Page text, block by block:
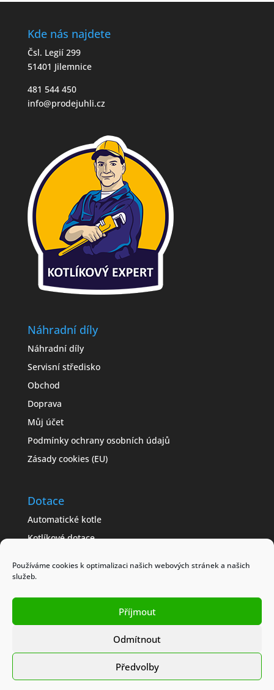
Používáme cookies k optimalizaci našich webových stránek a našich
služeb.
Příjmout
Odmítnout
Předvolby
Kde nás najdete
Čsl. Legií 299
51401 Jilemnice
481 544 450
info@prodejuhli.cz
Náhradní díly
Náhradní díly
Servisní středisko
Obchod
Doprava
Můj účet
Podmínky ochrany osobních údajů
Zásady cookies (EU)
Dotace
Automatické kotle
Kotlíkové dotace
Jak získat dotaci